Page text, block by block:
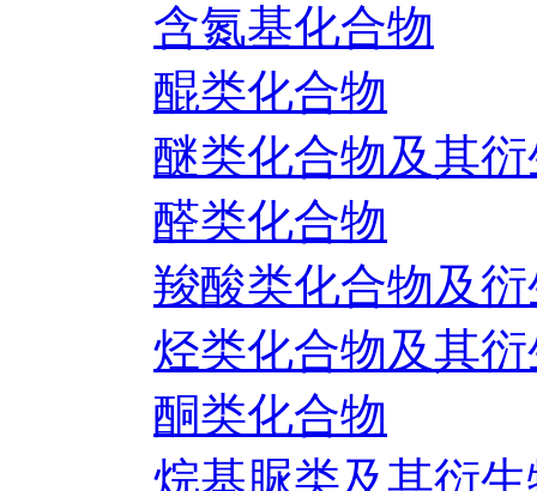
含氮基化合物
醌类化合物
醚类化合物及其
醛类化合物
羧酸类化合物及
烃类化合物及其
酮类化合物
烷基脲类及其衍